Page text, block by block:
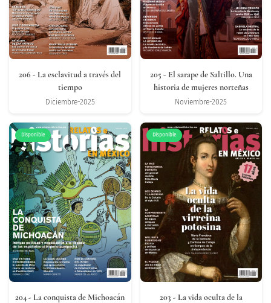
206 - La esclavitud a través del
tiempo
Diciembre-2025
205 - El sarape de Saltillo. Una
historia de mujeres norteñas
Noviembre-2025
Disponible
204- La conquista de Michoacán
Disponible
203 - La vida oculta de la